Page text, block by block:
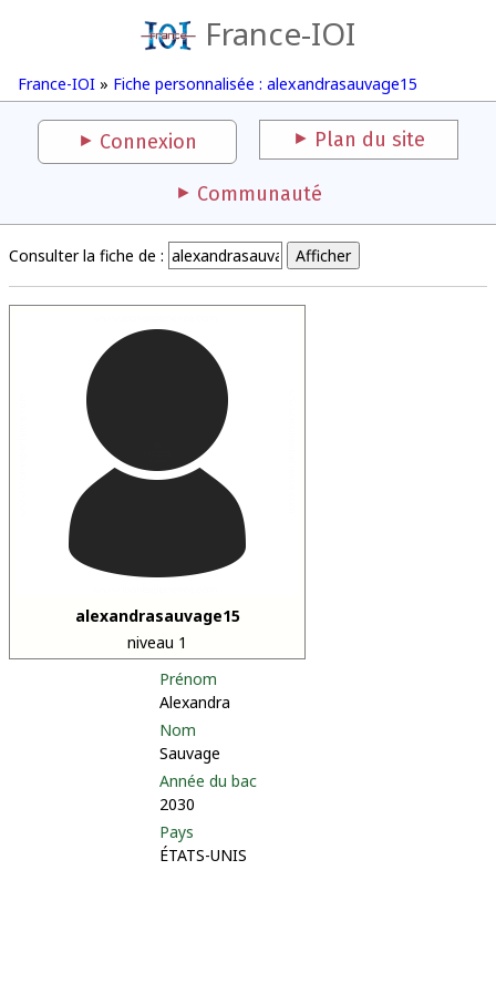
France-IOI
France-IOI » Fiche personnalisée : alexandrasauvage15
Connexion Plan du site
Communauté
Consulter la fiche de :
alexandrasauvage15
niveau 1
Prénom
Alexandra
Nom
Sauvage
Année du bac
2030
Pays
ÉTATS-UNIS